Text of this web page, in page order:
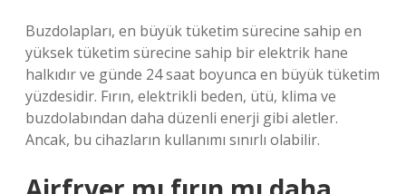
Buzdolapları, en büyük tüketim sürecine sahip en
yüksek tüketim sürecine sahip bir elektrik hane
halkıdır ve günde 24 saat boyunca en büyük tüketim
yüzdesidir. Fırın, elektrikli beden, ütü, klima ve
buzdolabından daha düzenli enerji gibi aletler.
Ancak, bu cihazların kullanımı sınırlı olabilir.